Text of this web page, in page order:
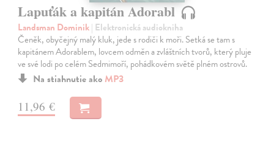
Lapuťák a kapitán Adorabl
Landsman Dominik| Elektronická audiokniha
Čeněk, obyčejný malý kluk, jede s rodiči k moři. Setká se tam s
kapitánem Adorablem, lovcem odměn a zvláštních tvorů, který pluje
ve své lodi po celém Sedmimoří, pohádkovém světě plném ostrovů.
Na stiahnutie ako MP3
11,96 €